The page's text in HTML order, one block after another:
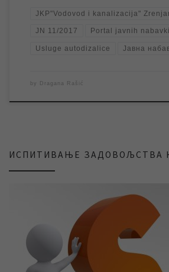
JKP"Vodovod i kanalizacija"
JN 11/2017 Portal javnih nabavki
Usluge autodizalice Јавна
by Dragana Rašić
ИСПИТИВАЊЕ ЗАДОВОЉСТВА